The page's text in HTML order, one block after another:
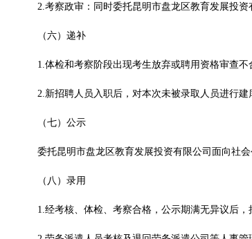
2.考察政审：同时委托昆明市盘龙区教育发展投
（六）递补
1.体检和考察阶段出现考生放弃或聘用资格审查
2.新招聘人员入职后，对本次未被录取人员进行
（七）公示
委托昆明市盘龙区教育发展投资有限公司面向社会
（八）录用
1.经考核、体检、考察合格，公示期满无异议后